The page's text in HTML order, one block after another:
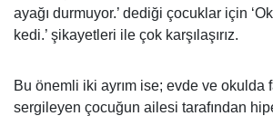
ayağı durmuyor.’ dediği çocuklar için
kedi.’ şikayetleri ile çok karşılaşırız.
Bu önemli iki ayrım ise; evde ve okulda
sergileyen çocuğun ailesi tarafından